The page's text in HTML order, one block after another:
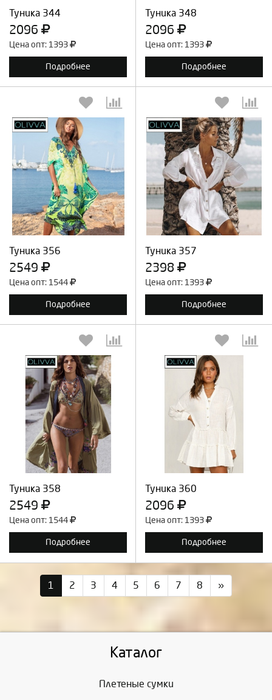
Туника 344
2096
Цена опт: 1393
Подробнее
Туника 348
2096
Цена опт: 1393
Подробнее
Туника 356
2549
Цена опт: 1544
Подробнее
Выберите количество:
Продолжить Отмена
Туника 357
2398
Цена опт: 1393
Подробнее
Выберите количество:
Продолжить Отмена
Туника 358
2549
Цена опт: 1544
Подробнее
Выберите количество:
Продолжить Отмена
Туника 360
2096
Цена опт: 1393
Подробнее
Выберите количество:
Продолжить Отмена
1 2 3 4 5 6 7 8 »
Каталог
Плетеные сумки